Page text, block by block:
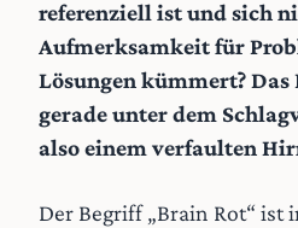
referenziell ist und sich
Aufmerksamkeit für
Lösungen kümmert?
gerade unter dem
also einem verfaulten
Der Begriff „Brain Rot“ ist